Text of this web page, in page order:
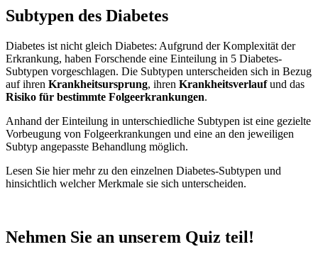
Subtypen des Diabetes
Diabetes ist nicht gleich Diabetes: Aufgrund der Komplexität der
Erkrankung, haben Forschende eine Einteilung in 5 Diabetes-
Subtypen vorgeschlagen. Die Subtypen unterscheiden sich in Bezug
auf ihren Krankheitsursprung, ihren Krankheitsverlaufund das
Risiko für bestimmte Folgeerkrankungen.
Anhand der Einteilung in unterschiedliche Subtypen ist eine gezielte
Vorbeugung von Folgeerkrankungen und eine an den jeweiligen
Subtyp angepasste Behandlung möglich.
Lesen Sie hier mehr zu den einzelnen Diabetes-Subtypen und
hinsichtlich welcher Merkmale sie sich unterscheiden.
Nehmen Sie an unserem Quiz teil!